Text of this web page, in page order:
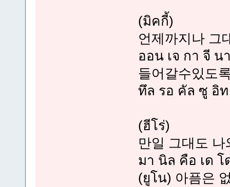
(มิคกี้)
언제까지나 그
ออน เจ กา จี น
들어갈수있도
ทึล รอ คัล ซู อิท
(ฮีโร่)
만일 그대도 나
มา นิล คือ เด
(ยูโน) 아픔은